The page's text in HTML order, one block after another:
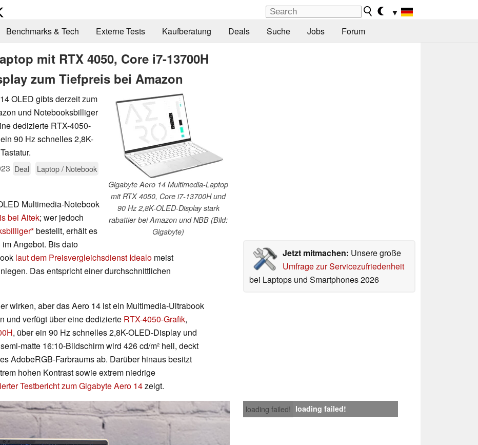
▼
Benchmarks & Tech Externe Tests Kaufberatung Deals Suche Jobs Forum
mit RTX 4050, Core i7-13700H
zum Tiefpreis bei Amazon
Gigabyte Aero 14 Multimedia-Laptop
mit RTX 4050, Core i7-13700H und
90 Hz 2,8K-OLED-Display stark
rabattier bei Amazon und NBB (Bild:
Gigabyte)
OLED gibts derzeit zum
und Notebooksbilliger
dedizierte RTX-4050-
90 Hz schnelles 2,8K-
Deal
Laptop / Notebook
Jetzt mitmachen: Unsere große
Umfrage zur Servicezufriedenheit
bei Laptops und Smartphones 2026
Multimedia-Notebook
bei Aitek; wer jedoch
bestellt, erhält es
Angebot. Bis dato
laut dem Preisvergleichsdienst Idealo meist
Das entspricht einer durchschnittlichen
wirken, aber das Aero 14 ist ein Multimedia-Ultrabook
und verfügt über eine dedizierte RTX-4050-Grafik,
, über ein 90 Hz schnelles 2,8K-OLED-Display und
matte 16:10-Bildschirm wird 426 cd/m² hell, deckt
AdobeRGB-Farbraums ab. Darüber hinaus besitzt
hohen Kontrast sowie extrem niedrige
Testbericht zum Gigabyte Aero 14zeigt.
loading failed! loading failed!